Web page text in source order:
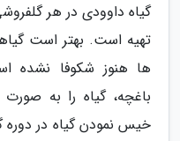
گیاه داوودی در هر
تهیه است. بهتر است
ها هنوز شکوفا نشده
باغچه، گیاه را به
خیس نمودن گیاه در